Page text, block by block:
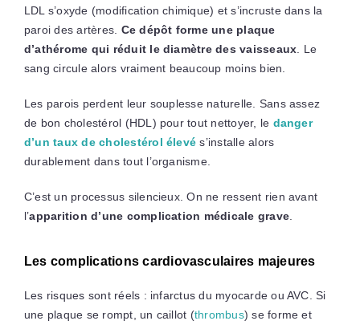
LDL s’oxyde (modification chimique) et s’incruste dans la
paroi des artères. Ce dépôt forme une plaque
d’athérome qui réduit le diamètre des vaisseaux. Le
sang circule alors vraiment beaucoup moins bien.
Les parois perdent leur souplesse naturelle. Sans assez
de bon cholestérol (HDL) pour tout nettoyer, le danger
d’un taux de cholestérol élevé s’installe alors
durablement dans tout l’organisme.
C’est un processus silencieux. On ne ressent rien avant
l’apparition d’une complication médicale grave.
Les complications cardiovasculaires majeures
Les risques sont réels : infarctus du myocarde ou AVC. Si
une plaque se rompt, un caillot (thrombus) se forme et